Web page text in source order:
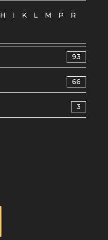
H I K L M P
R
93
66
3